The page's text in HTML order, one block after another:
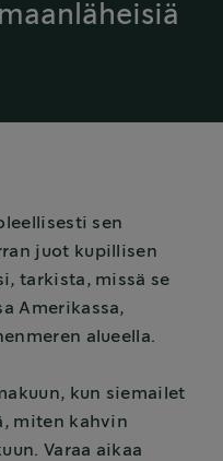
sen
juot kupillisen
tarkista, missä se
Amerikassa,
alueella.
kun siemailet
miten kahvin
Varaa aikaa